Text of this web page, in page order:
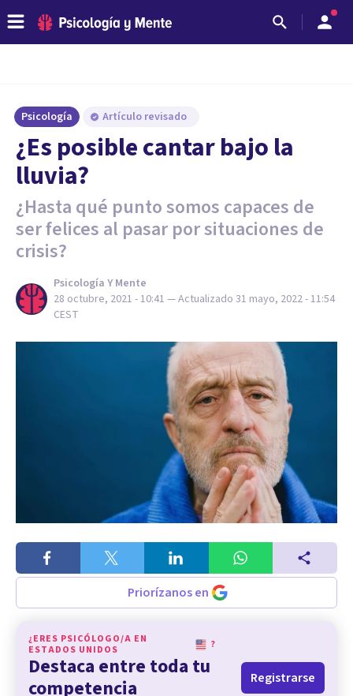
Psicología Artículo revisado
¿Es posible cantar bajo la
lluvia?
¿Hasta qué punto somos capaces de
ser felices al pasar por situaciones de
crisis?
Psicología Y Mente
28 octubre, 2021 - 10:41 — Actualizado 31 mayo, 2022 - 11:54
CEST
Priorízanos en
¿ERES PSICÓLOGO/A EN
ESTADOS UNIDOS
?
Destaca entre toda tu
competencia
Registrarse